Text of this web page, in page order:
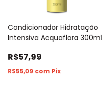
Condicionador Hidratação
Intensiva Acquaflora 300ml
R$57,99
R$55,09 com Pix